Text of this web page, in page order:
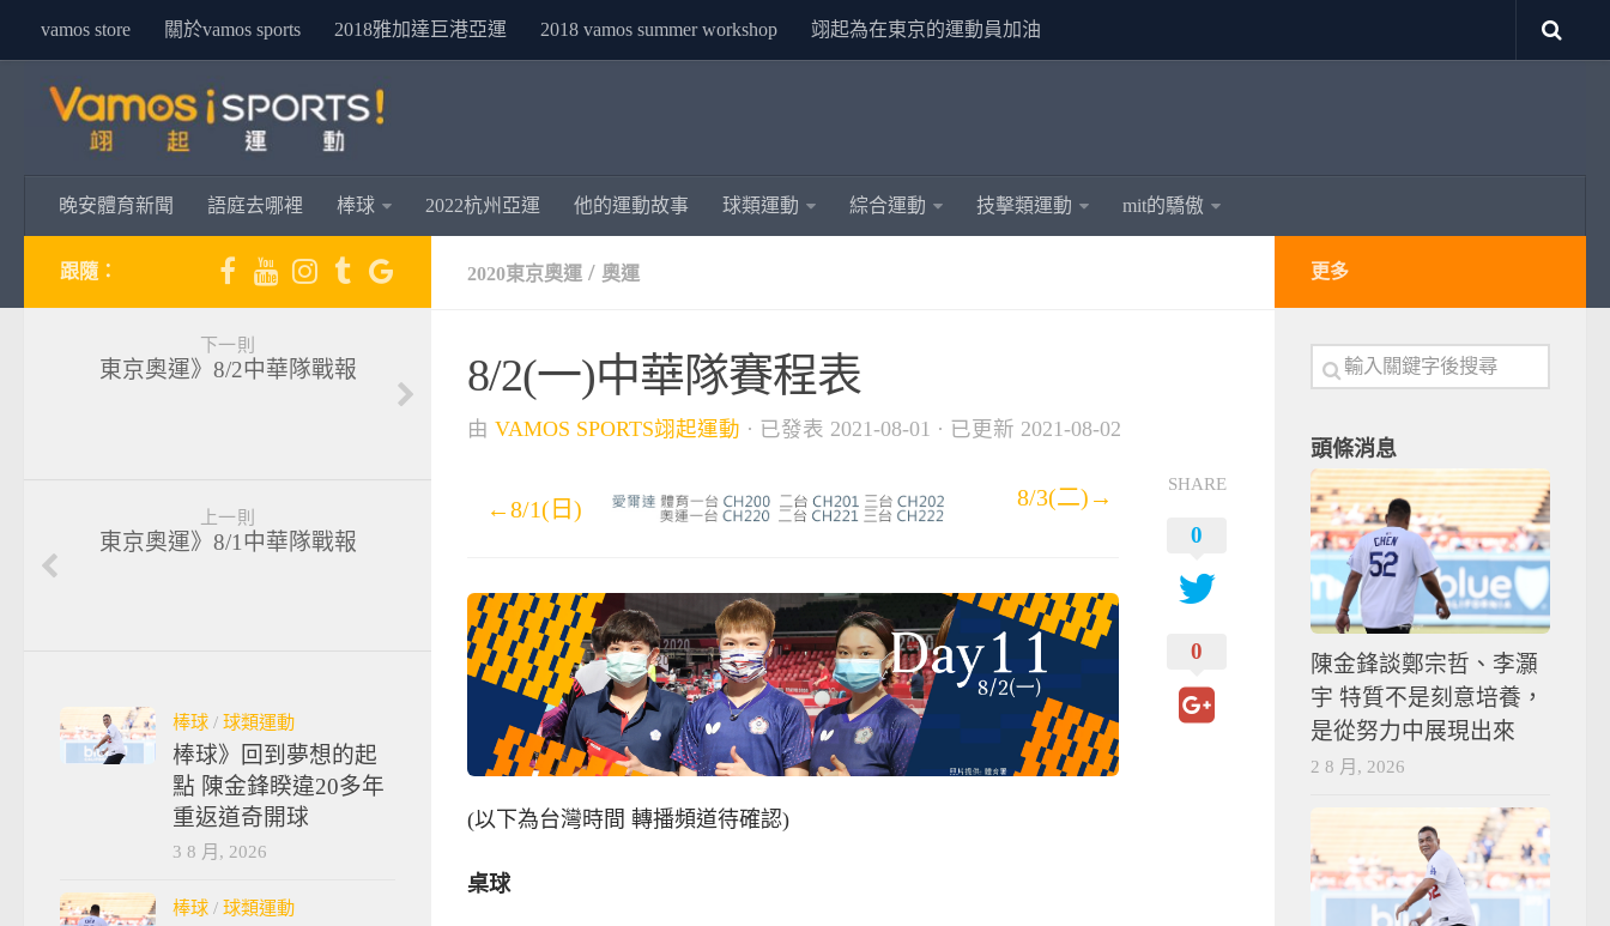
vamos store 關於vamos sports 2018雅加達巨港亞運 2018 vamos summer workshop 翊起為在東京的運動員加油
晚安體育新聞 語庭去哪裡 棒球 2022杭州亞運 他的運動故事 球類運動 綜合運動 技擊類運動 mit的驕傲
2020東京奧運 / 奧運
8/2(一)中華隊賽程表
由 VAMOS SPORTS翊起運動 · 已發表 2021-08-01 · 已更新 2021-08-02
←8/1(日) 8/3(二)→
(以下為台灣時間 轉播頻道待確認)
桌球
SHARE
0
0
跟隨：
下一則
東京奧運》8/2中華隊戰報
上一則
東京奧運》8/1中華隊戰報
棒球 / 球類運動
棒球》回到夢想的起
點 陳金鋒睽違20多年
重返道奇開球
3 8 月, 2026
棒球 / 球類運動
更多
頭條消息
陳金鋒談鄭宗哲、李灝
宇 特質不是刻意培養，
是從努力中展現出來
2 8 月, 2026